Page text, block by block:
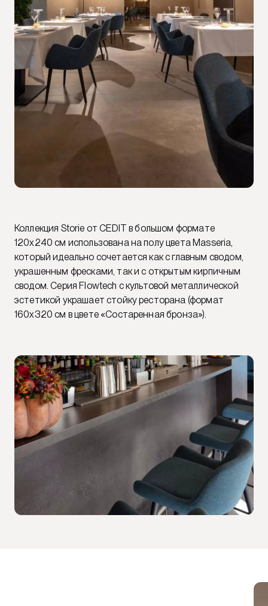
Коллекция Storie от CEDIT в большом формате
120x240 см использована на полу цвета Masseria,
который идеально сочетается как с главным сводом,
украшенным фресками, так и с открытым кирпичным
сводом. Серия Flowtech с культовой металлической
эстетикой украшает стойку ресторана (формат
160x320 см в цвете «Состаренная бронза»).